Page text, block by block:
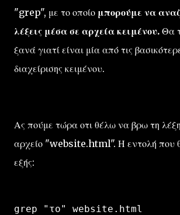
"grep", με το οποίο μπορούμε να
λέξεις μέσα σε αρχεία κειμένου. Θα
ξανά γιατί είναι μία από τις
διαχείρισης κειμένου.
Ας πούμε τώρα οτι θέλω να βρω τη
αρχείο "website.html". Η εντολή που
εξής:
grep "το" website.html